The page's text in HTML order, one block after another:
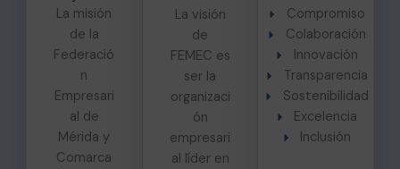
La misión
de la
Federació
n
Empresari
al de
Mérida y
Comarca
La visión
de
FEMEC es
ser la
organizaci
ón
empresari
al líder en
Compromiso
Colaboración
Innovación
Transparencia
Sostenibilidad
Excelencia
Inclusión